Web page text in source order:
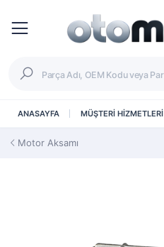
ANASAYFA MÜŞTERİ HİZMETLERİ
Motor Aksamı